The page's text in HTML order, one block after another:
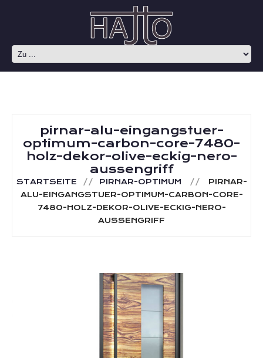
pirnar-alu-eingangstuer-
optimum-carbon-core-7480-
holz-dekor-olive-eckig-nero-
aussengriff
STARTSEITE PIRNAR-OPTIMUM
PIRNAR-
ALU-EINGANGSTUER-OPTIMUM-CARBON-CORE-
7480-HOLZ-DEKOR-OLIVE-ECKIG-NERO-
AUSSENGRIFF